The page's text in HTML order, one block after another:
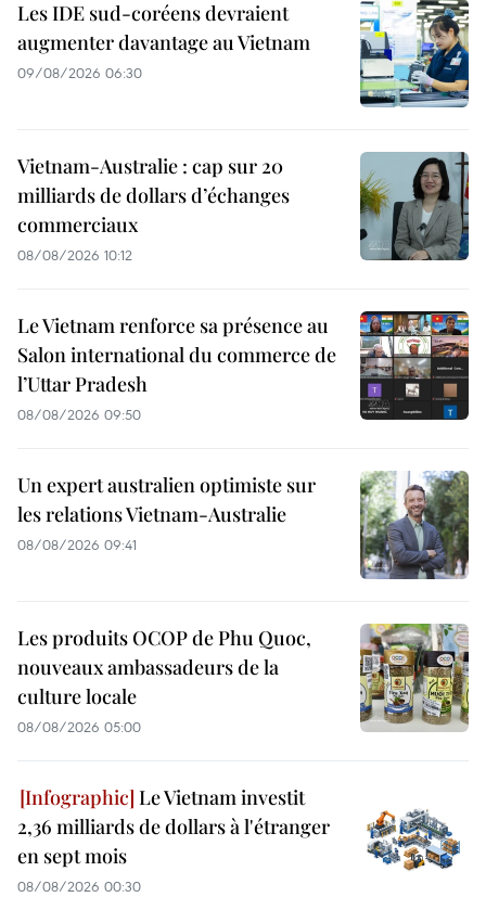
Les IDE sud-coréens devraient
augmenter davantage au Vietnam
09/08/2026 06:30
Vietnam-Australie : cap sur 20
milliards de dollars d’échanges
commerciaux
08/08/2026 10:12
Le Vietnam renforce sa présence au
Salon international du commerce de
l’Uttar Pradesh
08/08/2026 09:50
Un expert australien optimiste sur
les relations Vietnam-Australie
08/08/2026 09:41
Les produits OCOP de Phu Quoc,
nouveaux ambassadeurs de la
culture locale
08/08/2026 05:00
Le Vietnam investit
2,36 milliards de dollars à l'étranger
en sept mois
08/08/2026 00:30